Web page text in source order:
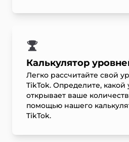
Калькулятор
Легко рассчитайте свой
TikTok. Определите, какой
открывает ваше
помощью нашего
TikTok.